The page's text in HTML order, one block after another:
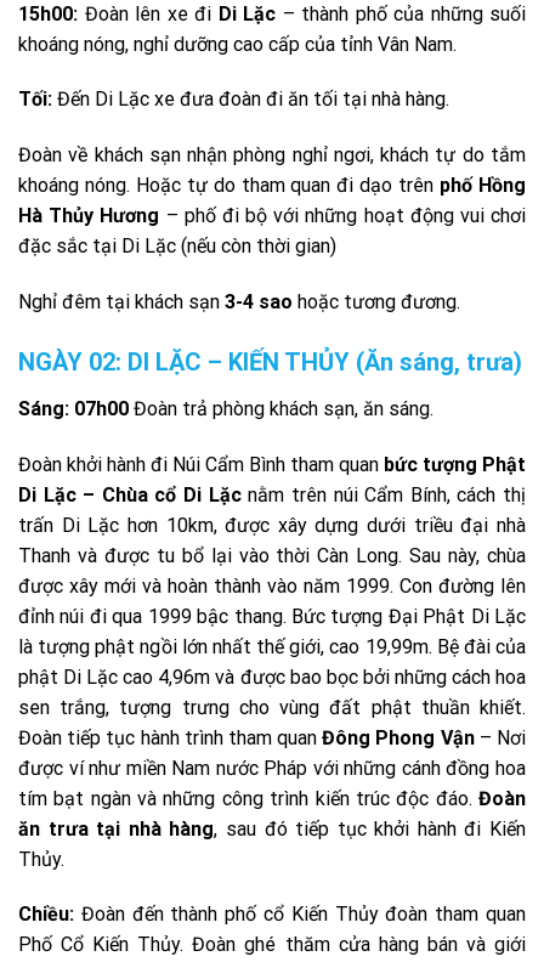
15h00: Đoàn lên xe đi Di Lặc – thành phố của những suối
khoáng nóng, nghỉ dưỡng cao cấp của tỉnh Vân Nam.
Tối: Đến Di Lặc xe đưa đoàn đi ăn tối tại nhà hàng.
Đoàn về khách sạn nhận phòng nghỉ ngơi, khách tự do tắm
khoáng nóng. Hoặc tự do tham quan đi dạo trên phố Hồng
Hà Thủy Hương – phố đi bộ với những hoạt động vui chơi
đặc sắc tại Di Lặc (nếu còn thời gian)
Nghỉ đêm tại khách sạn 3-4 sao hoặc tương đương.
NGÀY 02: DI LẶC – KIẾN THỦY (Ăn sáng, trưa)
Sáng: 07h00 Đoàn trả phòng khách sạn, ăn sáng.
Đoàn khởi hành đi Núi Cẩm Bình tham quan bức tượng Phật
Di Lặc – Chùa cổ Di Lặcnằm trên núi Cẩm Bính, cách thị
trấn Di Lặc hơn 10km, được xây dựng dưới triều đại nhà
Thanh và được tu bổ lại vào thời Càn Long. Sau này, chùa
được xây mới và hoàn thành vào năm 1999. Con đường lên
đỉnh núi đi qua 1999 bậc thang. Bức tượng Đại Phật Di Lặc
là tượng phật ngồi lớn nhất thế giới, cao 19,99m. Bệ đài của
phật Di Lặc cao 4,96m và được bao bọc bởi những cách hoa
sen trắng, tượng trưng cho vùng đất phật thuần khiết.
Đoàn tiếp tục hành trình tham quanĐông Phong Vận– Nơi
được ví như miền Nam nước Pháp với những cánh đồng hoa
tím bạt ngàn và những công trình kiến trúc độc đáo. Đoàn
ăn trưa tại nhà hàng, sau đó tiếp tục khởi hành đi Kiến
Thủy.
Chiều: Đoàn đến thành phố cổ Kiến Thủy đoàn tham quan
Phố Cổ Kiến Thủy. Đoàn ghé thăm cửa hàng bán và giới